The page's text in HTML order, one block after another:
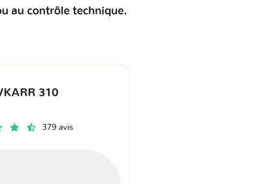
au contrôle technique.
310
379 avis